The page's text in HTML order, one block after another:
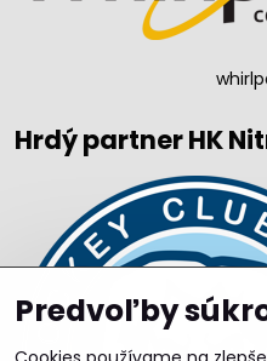
Hrdý partner HK
Predvoľby